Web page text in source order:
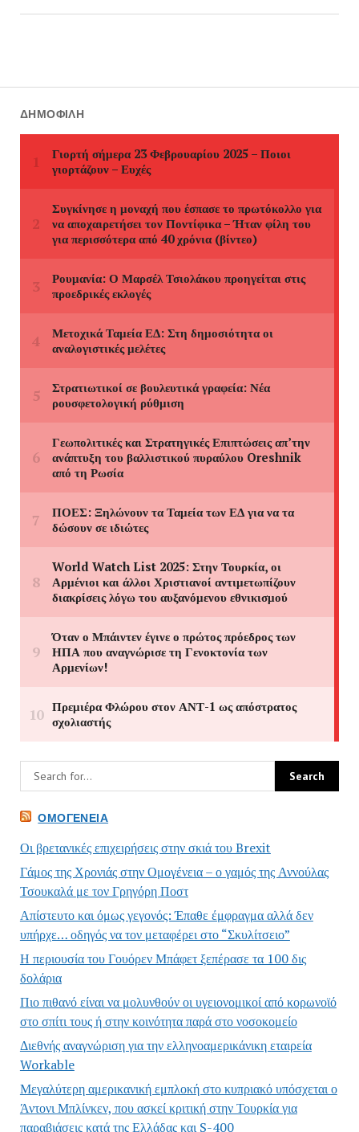
ΔΗΜΟΦΙΛΉ
ΟΜΟΓΈΝΕΙΑ
Οι βρετανικές επιχειρήσεις στην σκιά του Brexit
Γάμος της Χρονιάς στην Ομογένεια – ο γαμός της Αννούλας
Τσουκαλά με τον Γρηγόρη Ποστ
Απίστευτο και όμως γεγονός: Έπαθε έμφραγμα αλλά δεν
υπήρχε… οδηγός να τον μεταφέρει στο “Σκυλίτσειο”
Η περιουσία του Γουόρεν Μπάφετ ξεπέρασε τα 100 δις
δολάρια
Πιο πιθανό είναι να μολυνθούν οι υγειονομικοί από κορωνοϊό
στο σπίτι τους ή στην κοινότητα παρά στο νοσοκομείο
Διεθνής αναγνώριση για την ελληνοαμερικάνικη εταιρεία
Workable
Μεγαλύτερη αμερικανική εμπλοκή στο κυπριακό υπόσχεται ο
Άντονι Μπλίνκεν, που ασκεί κριτική στην Τουρκία για
παραβιάσεις κατά της Ελλάδας και S-400